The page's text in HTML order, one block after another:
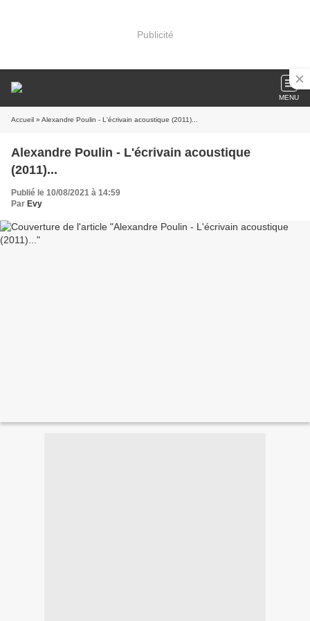
Publicité
MENU
Accueil » Alexandre Poulin - L'écrivain acoustique (2011)...
Alexandre Poulin - L'écrivain acoustique
(2011)...
Publié le 10/08/2021 à 14:59
Par Evy